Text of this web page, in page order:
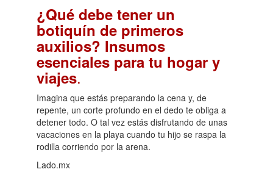
¿Qué debe tener un
botiquín de primeros
auxilios? Insumos
esenciales para tu hogar y
viajes.
Imagina que estás preparando la cena y, de
repente, un corte profundo en el dedo te obliga a
detener todo. O tal vez estás disfrutando de unas
vacaciones en la playa cuando tu hijo se raspa la
rodilla corriendo por la arena.
Lado.mx